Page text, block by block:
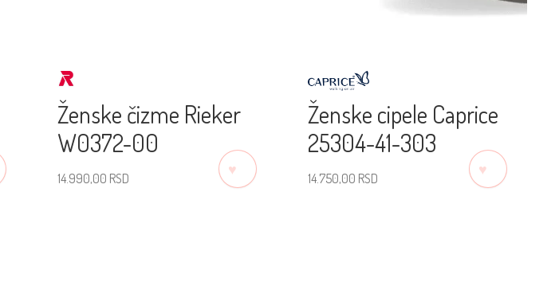
Ženske čizme Rieker
W0372-00
14.990,00 RSD
Ženske cipele Caprice
25304-41-303
14.750,00 RSD